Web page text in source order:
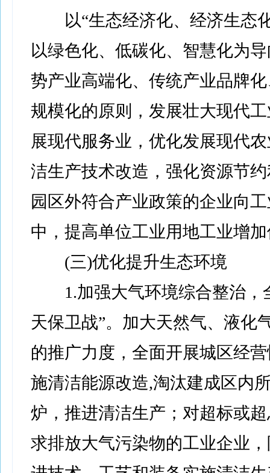
以“生态经济化、经济生态
以绿色化、低碳化、智慧化为
势产业高端化、传统产业品牌
规模化的原则，发展壮大现代
展现代服务业，优化发展现代
洁生产技术改造，强化资源节
园区外符合产业政策的企业向
中，提高单位工业用地工业增
(三)优化提升生态环境
1.加强大气环境综合整治，
天保卫战”。加大天然气、液化
的推广力度，全面开展城区经
施清洁能源改造,淘汰建成区内
炉，推进清洁生产；对超标或
求排放大气污染物的工业企业